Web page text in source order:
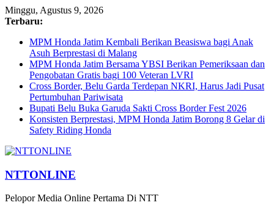
Minggu, Agustus 9, 2026
Terbaru:
MPM Honda Jatim Kembali Berikan Beasiswa bagi Anak
Asuh Berprestasi di Malang
MPM Honda Jatim Bersama YBSI Berikan Pemeriksaan dan
Pengobatan Gratis bagi 100 Veteran LVRI
Cross Border, Belu Garda Terdepan NKRI, Harus Jadi Pusat
Pertumbuhan Pariwisata
Bupati Belu Buka Garuda Sakti Cross Border Fest 2026
Konsisten Berprestasi, MPM Honda Jatim Borong 8 Gelar di
Safety Riding Honda
NTTONLINE
Pelopor Media Online Pertama Di NTT